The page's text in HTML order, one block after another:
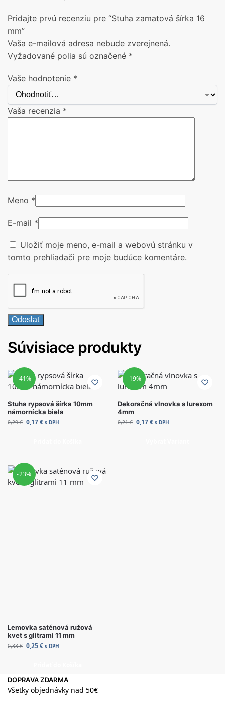
Pridajte prvú recenziu pre “Stuha zamatová šírka 16
mm”
Vaša e-mailová adresa nebude zverejnená.
Vyžadované polia sú označené *
Vaše hodnotenie *
Vaša recenzia *
Meno *
E-mail *
Uložiť moje meno, e-mail a webovú stránku v
tomto prehliadači pre moje budúce komentáre.
Súvisiace produkty
-41%
Stuha rypsová šírka 10mm
námornícka biela
0,29€ 0,17€ s DPH
-19%
Dekoračná vlnovka s lurexom
4mm
0,21€ 0,17€ s DPH
-23%
Lemovka saténová ružová
kvet s glitrami 11 mm
0,33€ 0,25€ s DPH
DOPRAVA ZDARMA
Všetky objednávky nad 50€